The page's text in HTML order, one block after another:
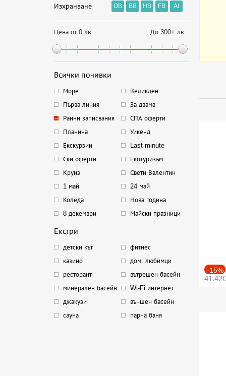
Изхранване OB BB HB FB AI
Цена от 0 лв До 300+ лв
Всички почивки
Море
Великден
Първа линия
За двама
Ранни записвания
СПА оферти
Планина
Уикенд
Екскурзии
Last minute
Ски оферти
Екотуризъм
Круиз
Свети Валентин
1 май
24 май
Коледа
Нова година
8 декември
Майски празници
Екстри
детски кът
фитнес
казино
дом. любимци
ресторант
вътрешен басейн
минерален басейн
Wi-Fi интернет
джакузи
външен басейн
сауна
парна баня
-15%
41.42€